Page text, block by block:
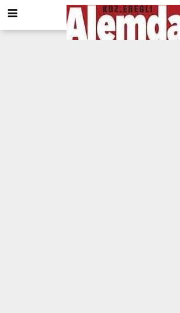
google.com, pub-8201930440372555, DIRECT,